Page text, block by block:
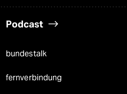
Podcast
bundestalk
fernverbindung